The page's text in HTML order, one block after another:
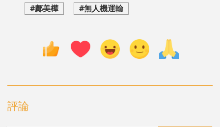
#鄺美樺
#無人機運輸
評論